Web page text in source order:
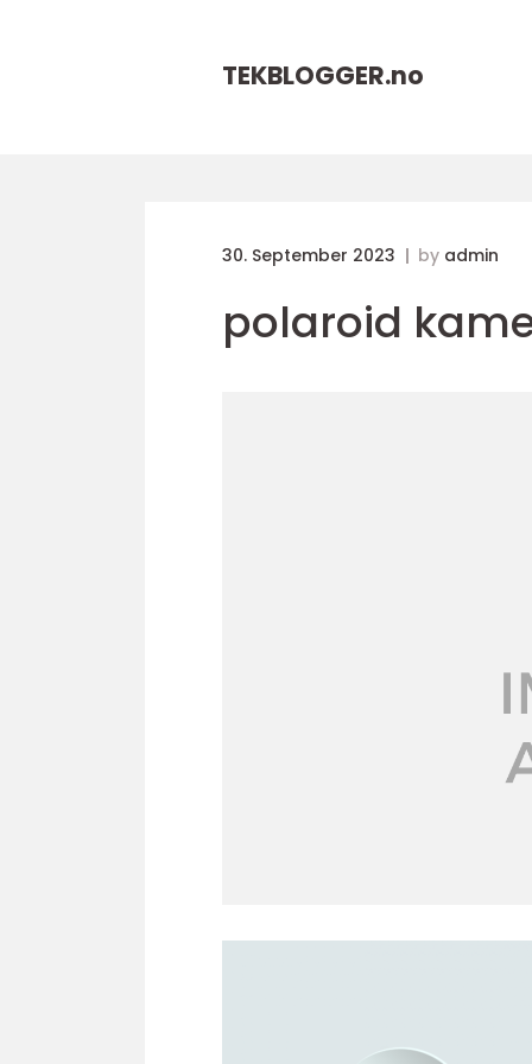
TEKBLOGGER.no
30. September 2023 by admin
polaroid